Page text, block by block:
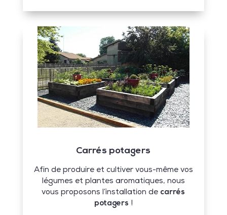
Carrés potagers
Afin de produire et cultiver vous-même vos
légumes et plantes aromatiques, nous
vous proposons l’installation de carrés
potagers !